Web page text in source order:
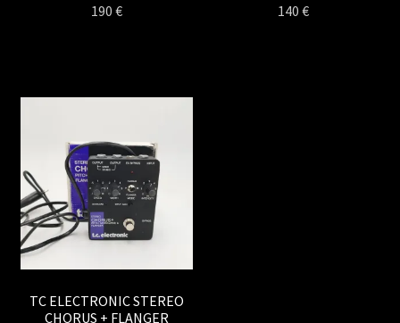
190 €
140€
TC ELECTRONIC STEREO
CHORUS + FLANGER